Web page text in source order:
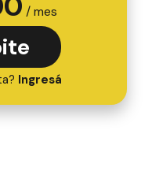
/ mes
Ingresá